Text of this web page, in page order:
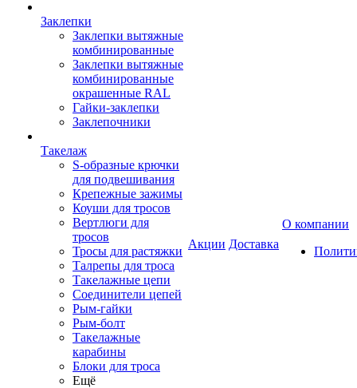
Заклепки
Заклепки вытяжные
комбинированные
Заклепки вытяжные
комбинированные
окрашенные RAL
Гайки-заклепки
Заклепочники
Такелаж
S-образные крючки
для подвешивания
Крепежные зажимы
Коуши для тросов
Вертлюги для
тросов
Тросы для растяжки
Талрепы для троса
Такелажные цепи
Соединители цепей
Рым-гайки
Рым-болт
Такелажные
карабины
Блоки для троса
Ещё
Акции Доставка
О компании